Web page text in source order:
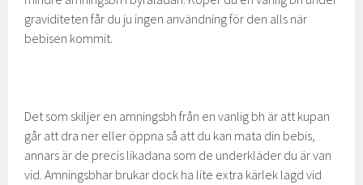
graviditeten får du ju ingen användning för den alls när
bebisen kommit.
Det som skiljer en amningsbh från en vanlig bh är att kupan
går att dra ner eller öppna så att du kan mata din bebis,
annars är de precis likadana som de underkläder du är van
vid. Amningsbhar brukar dock ha lite extra kärlek lagd vid